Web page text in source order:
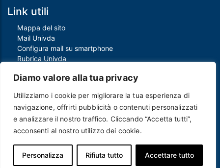
Diamo valore alla tua privacy
Utilizziamo i cookie per migliorare la tua esperienza di
navigazione, offrirti pubblicità o contenuti personalizzati
e analizzare il nostro traffico. Cliccando “Accetta tutti”,
acconsenti al nostro utilizzo dei cookie.
Personalizza Rifiuta tutto Accettare tutto
Link utili
Mappa del sito
Mail Univda
Configura mail su smartphone
Rubrica Univda
Piè di pagina
Crediti
Note legali
Contatti
Privacy e Cookie policy
Protezione dei dati personali